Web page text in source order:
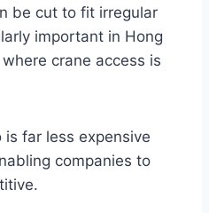
be cut to fit irregular
important in Hong
crane access is
far less expensive
companies to